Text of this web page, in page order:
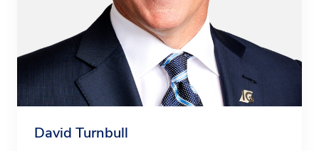
David Turnbull